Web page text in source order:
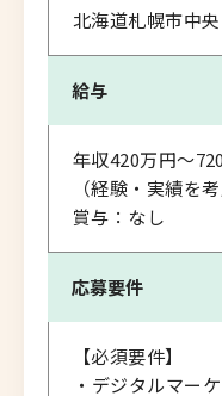
北海道札幌市中
給与
年収420万円～
（経験・実績を考
賞与：なし
応募要件
【必須要件】
・デジタルマー